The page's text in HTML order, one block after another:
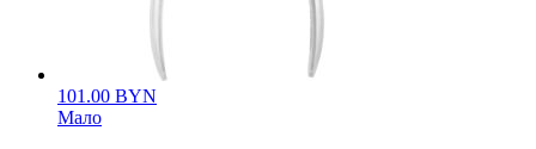
101.00 BYN
Мало